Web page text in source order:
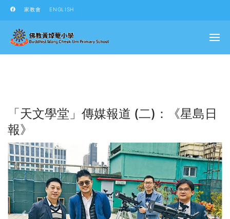
家教會 ENGLISH
「天文學堂」傳媒報道 (二)：《星島日
報》